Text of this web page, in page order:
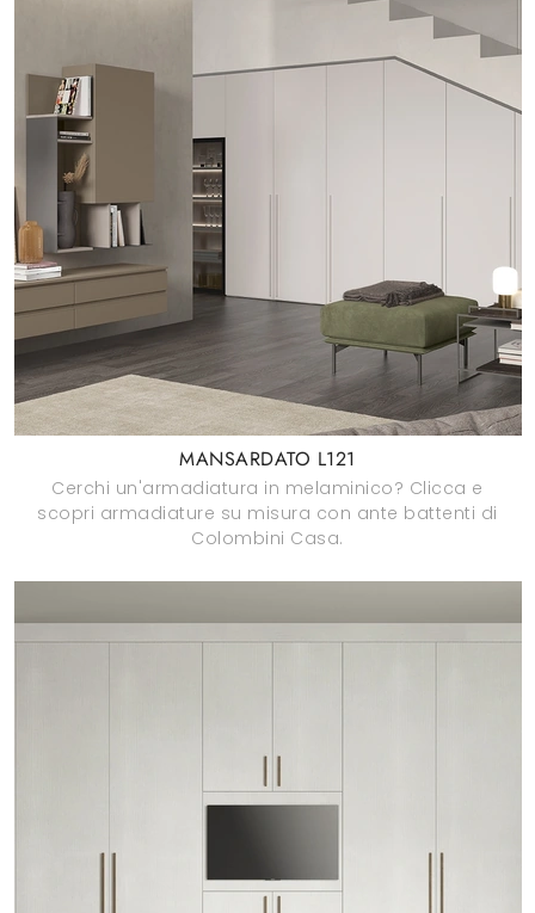
MANSARDATO L121
Cerchi un'armadiatura in melaminico? Clicca e
scopri armadiature su misura con ante battenti di
Colombini Casa.